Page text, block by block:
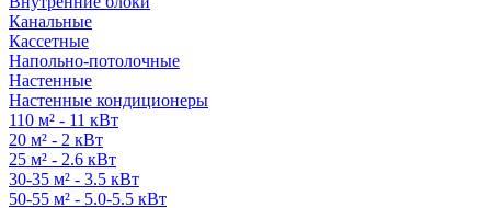
Канальные
Кассетные
Напольно-потолочные
Настенные
Настенные кондиционеры
110 м² - 11 кВт
20 м² - 2 кВт
25 м² - 2.6 кВт
30-35 м² - 3.5 кВт
50-55 м² - 5.0-5.5 кВт